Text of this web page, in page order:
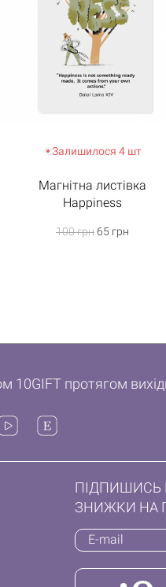
Залишилося 4 шт
Магнітна листівка
Happiness
100 грн 65 грн
10GIFT протягом
ПІДПИШИСЬ
ЗНИЖКИ НА